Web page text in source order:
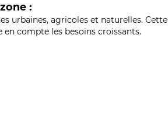
:
urbaines, agricoles et naturelles. Cette
compte les besoins croissants.